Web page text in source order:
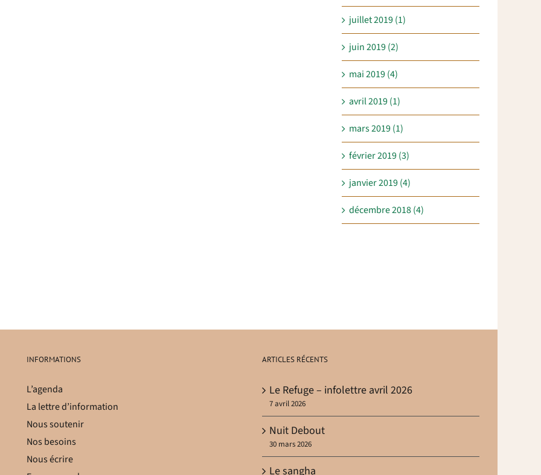
juillet 2019 (1)
juin 2019 (2)
mai 2019 (4)
avril 2019 (1)
mars 2019 (1)
février 2019 (3)
janvier 2019 (4)
décembre 2018 (4)
INFORMATIONS
L’agenda
La lettre d’information
Nous soutenir
Nos besoins
Nous écrire
ARTICLES RÉCENTS
Le Refuge – infolettre avril 2026
7 avril 2026
Nuit Debout
30 mars 2026
Le sangha